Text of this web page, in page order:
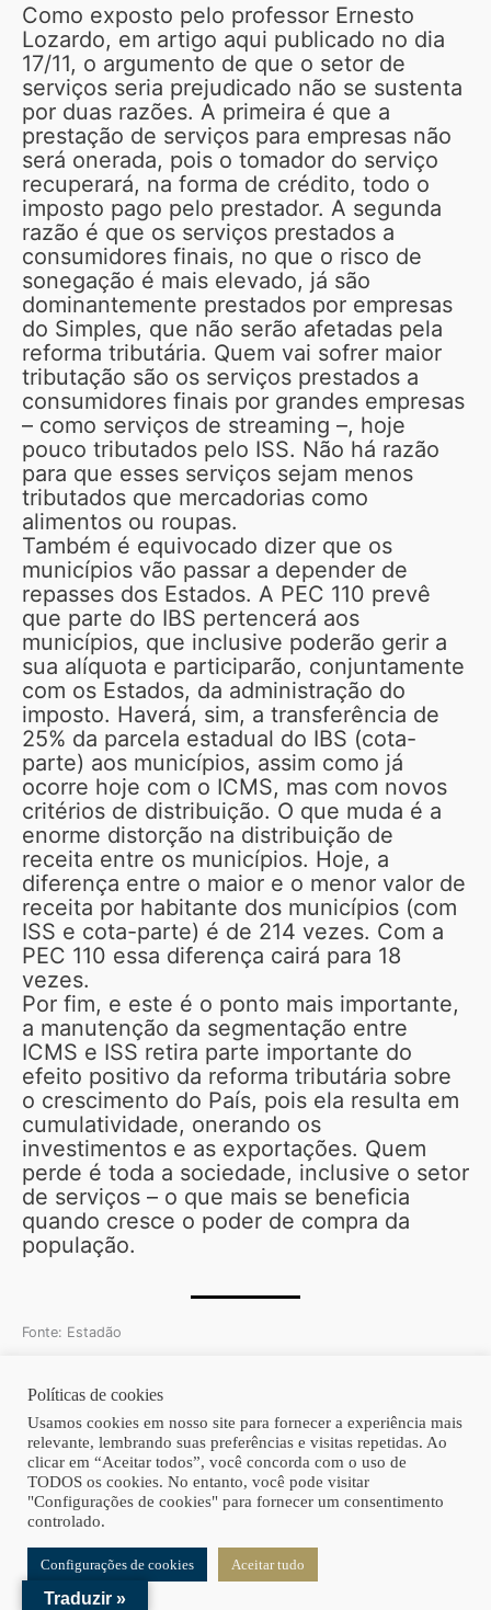
Como exposto pelo professor Ernesto
Lozardo, em artigo aqui publicado no dia
17/11, o argumento de que o setor de
serviços seria prejudicado não se sustenta
por duas razões. A primeira é que a
prestação de serviços para empresas não
será onerada, pois o tomador do serviço
recuperará, na forma de crédito, todo o
imposto pago pelo prestador. A segunda
razão é que os serviços prestados a
consumidores finais, no que o risco de
sonegação é mais elevado, já são
dominantemente prestados por empresas
do Simples, que não serão afetadas pela
reforma tributária. Quem vai sofrer maior
tributação são os serviços prestados a
consumidores finais por grandes empresas
– como serviços de streaming –, hoje
pouco tributados pelo ISS. Não há razão
para que esses serviços sejam menos
tributados que mercadorias como
alimentos ou roupas.
Também é equivocado dizer que os
municípios vão passar a depender de
repasses dos Estados. A PEC 110 prevê
que parte do IBS pertencerá aos
municípios, que inclusive poderão gerir a
sua alíquota e participarão, conjuntamente
com os Estados, da administração do
imposto. Haverá, sim, a transferência de
25% da parcela estadual do IBS (cota-
parte) aos municípios, assim como já
ocorre hoje com o ICMS, mas com novos
critérios de distribuição. O que muda é a
enorme distorção na distribuição de
receita entre os municípios. Hoje, a
diferença entre o maior e o menor valor de
receita por habitante dos municípios (com
ISS e cota-parte) é de 214 vezes. Com a
PEC 110 essa diferença cairá para 18
vezes.
Por fim, e este é o ponto mais importante,
a manutenção da segmentação entre
ICMS e ISS retira parte importante do
efeito positivo da reforma tributária sobre
o crescimento do País, pois ela resulta em
cumulatividade, onerando os
investimentos e as exportações. Quem
perde é toda a sociedade, inclusive o setor
de serviços – o que mais se beneficia
quando cresce o poder de compra da
população.
Fonte: Estadão
Copyright © 2026 | Homero Costa Advogados
Políticas de cookies
Usamos cookies em nosso site para fornecer a experiência mais
relevante, lembrando suas preferências e visitas repetidas. Ao
clicar em “Aceitar todos”, você concorda com o uso de
TODOS os cookies. No entanto, você pode visitar
"Configurações de cookies" para fornecer um consentimento
controlado.
Configurações de cookies Aceitar tudo
Traduzir »